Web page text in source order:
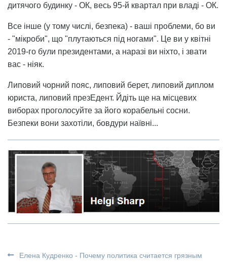
дитячого будинку - ОК, весь 95-й квартал при владі - ОК.
Все інше (у тому числі, безпека) - ваші проблеми, бо ви
- "мікроби", що "плутаються під ногами". Це ви у квітні
2019-го були президентами, а наразі ви ніхто, і звати
вас - ніяк.
Липовий чорний пояс, липовий берет, липовий диплом
юриста, липовий презЕдент. Йдіть ще на місцевих
виборах проголосуйте за його корабельні сосни.
Безпеки вони захотіли, бовдури наївні...
Елена Кудренко - Почему политика считается грязным